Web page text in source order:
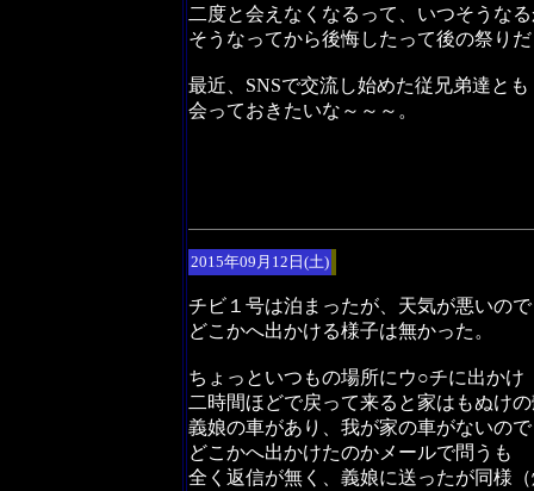
二度と会えなくなるって、いつそうな
そうなってから後悔したって後の祭り
最近、SNSで交流し始めた従兄弟達とも
会っておきたいな～～～。
2015年09月12日(土)
チビ１号は泊まったが、天気が悪いので
どこかへ出かける様子は無かった。
ちょっといつもの場所にウ○チに出かけ
二時間ほどで戻って来ると家はもぬけ
義娘の車があり、我が家の車がないので
どこかへ出かけたのかメールで問うも
全く返信が無く、義娘に送ったが同様